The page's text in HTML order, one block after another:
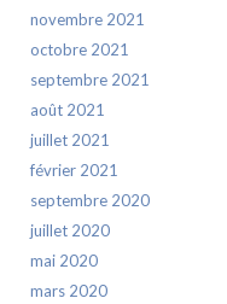
novembre 2021
octobre 2021
septembre 2021
août 2021
juillet 2021
février 2021
septembre 2020
juillet 2020
mai 2020
mars 2020